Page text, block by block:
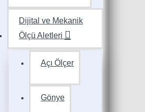
Dijital ve Mekanik
Ölçü Aletleri
Açı Ölçer
Gönye